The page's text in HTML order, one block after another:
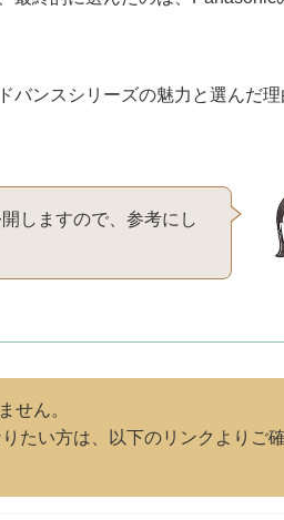
バンスシリーズの魅力と選んだ理
しますので、参考にし
せん。
たい方は、以下のリンクよりご確